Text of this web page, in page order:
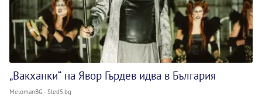
„Вакханки“ на Явор Гърдев идва в България
MelomanBG - Sled5.bg